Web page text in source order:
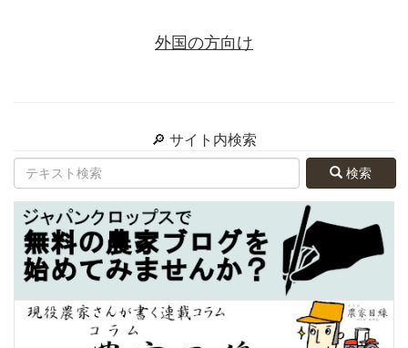
外国の方向け
🔎 サイト内検索
検索